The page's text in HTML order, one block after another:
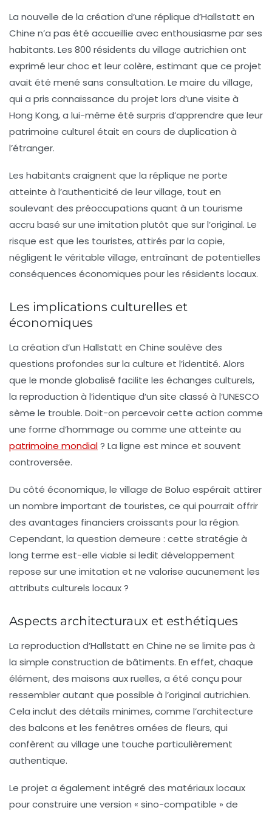
La nouvelle de la création d’une réplique d’Hallstatt en
Chine n’a pas été accueillie avec enthousiasme par ses
habitants. Les 800 résidents du village autrichien ont
exprimé leur choc et leur colère, estimant que ce projet
avait été mené sans consultation. Le maire du village,
qui a pris connaissance du projet lors d’une visite à
Hong Kong, a lui-même été surpris d’apprendre que leur
patrimoine culturel était en cours de duplication à
l’étranger.
Les habitants craignent que la réplique ne porte
atteinte à l’authenticité de leur village, tout en
soulevant des préoccupations quant à un tourisme
accru basé sur une imitation plutôt que sur l’original. Le
risque est que les touristes, attirés par la copie,
négligent le véritable village, entraînant de potentielles
conséquences économiques pour les résidents locaux.
Les implications culturelles et
économiques
La création d’un Hallstatt en Chine soulève des
questions profondes sur la culture et l’identité. Alors
que le monde globalisé facilite les échanges culturels,
la reproduction à l’identique d’un site classé à l’UNESCO
sème le trouble. Doit-on percevoir cette action comme
une forme d’hommage ou comme une atteinte au
patrimoine mondial? La ligne est mince et souvent
controversée.
Du côté économique, le village de Boluo espérait attirer
un nombre important de touristes, ce qui pourrait offrir
des avantages financiers croissants pour la région.
Cependant, la question demeure : cette stratégie à
long terme est-elle viable si ledit développement
repose sur une imitation et ne valorise aucunement les
attributs culturels locaux ?
Aspects architecturaux et esthétiques
La reproduction d’Hallstatt en Chine ne se limite pas à
la simple construction de bâtiments. En effet, chaque
élément, des maisons aux ruelles, a été conçu pour
ressembler autant que possible à l’original autrichien.
Cela inclut des détails minimes, comme l’architecture
des balcons et les fenêtres ornées de fleurs, qui
confèrent au village une touche particulièrement
authentique.
Le projet a également intégré des matériaux locaux
pour construire une version « sino-compatible » de